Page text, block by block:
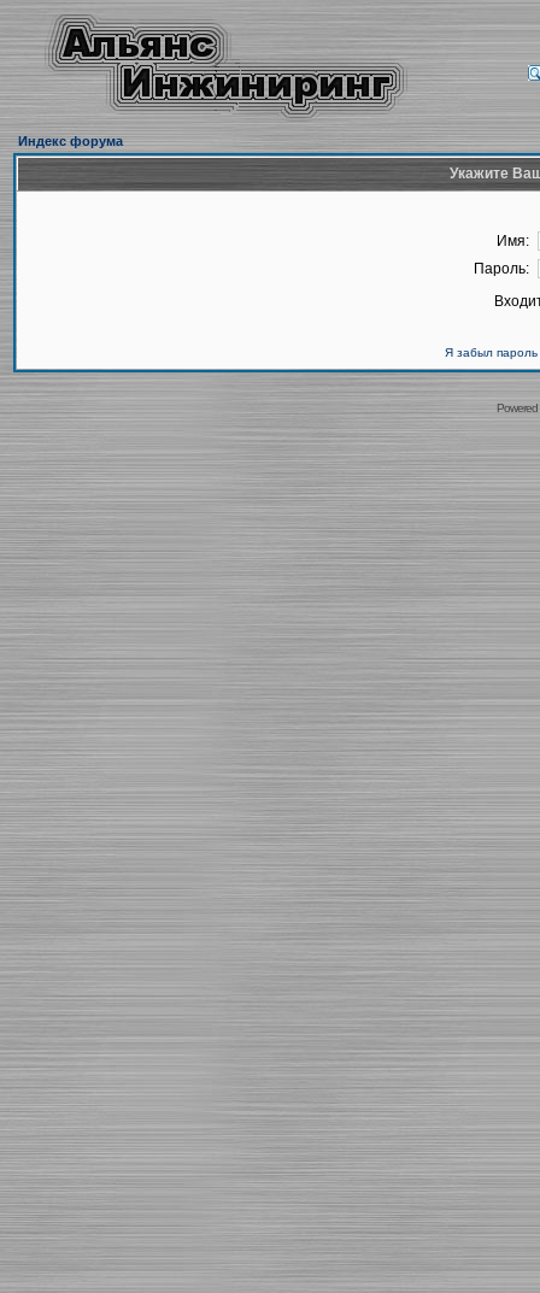
Индекс форума
Укажите
Имя:
Пароль:
Я забыл пароль